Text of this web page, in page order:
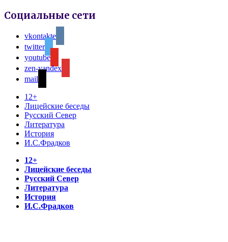
Социальные сети
vkontakte
twitter
youtube
zen-yandex
mail
12+
Лицейские беседы
Русский Север
Литература
История
И.С.Фрадков
12+
Лицейские беседы
Русский Север
Литература
История
И.С.Фрадков